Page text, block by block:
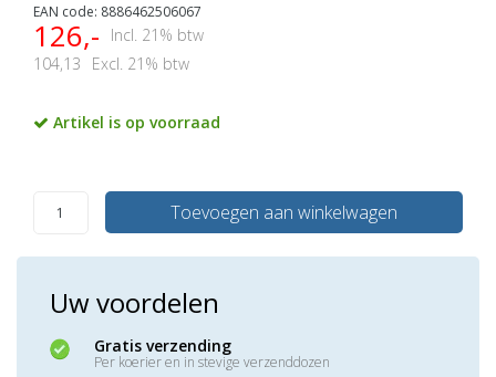
EAN code: 8886462506067
126,-
Incl. 21% btw
104,13
Excl. 21% btw
Artikel is op voorraad
Toevoegen aan winkelwagen
Uw voordelen
Gratis verzending
Per koerier en in stevige verzenddozen